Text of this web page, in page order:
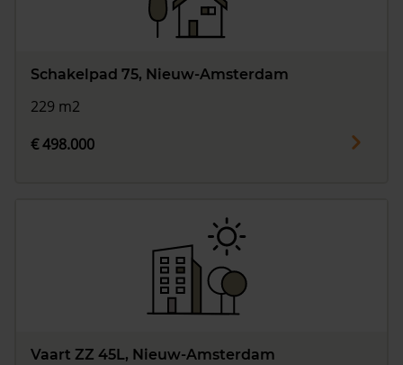
Schakelpad 75, Nieuw-Amsterdam
229 m2
€ 498.000
Vaart ZZ 45L, Nieuw-Amsterdam